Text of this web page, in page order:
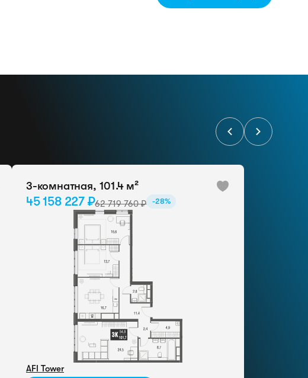
3-комнатная, 101.4 м²
45 158 227 ₽62 719 760 ₽ -28%
AFI Tower